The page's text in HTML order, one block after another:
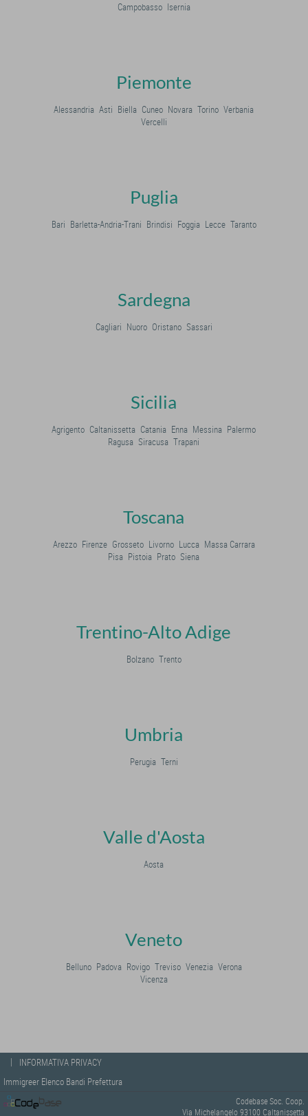
Campobasso Isernia
Piemonte
Alessandria Asti Biella Cuneo Novara Torino Verbania
Vercelli
Puglia
Bari Barletta-Andria-Trani Brindisi Foggia Lecce Taranto
Sardegna
Cagliari Nuoro Oristano Sassari
Sicilia
Agrigento Caltanissetta Catania Enna Messina Palermo
Ragusa Siracusa Trapani
Toscana
Arezzo Firenze Grosseto Livorno Lucca Massa Carrara
Pisa Pistoia Prato Siena
Trentino-Alto Adige
Bolzano Trento
Umbria
Perugia Terni
Valle d'Aosta
Aosta
Veneto
Belluno Padova Rovigo Treviso Venezia Verona
Vicenza
|
INFORMATIVA PRIVACY
Immigreer Elenco Bandi Prefettura
Codebase Soc. Coop.
Via Michelangelo 93100 Caltanissetta